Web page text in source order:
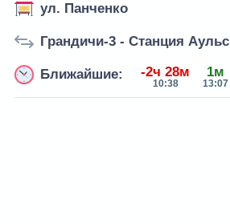
ул. Панченко
Грандичи-3 - Станция Аульс
Ближайшие: -2ч 28м
10:38
1м
13:07